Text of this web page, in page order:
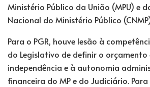
Ministério Público da União (MPU) e
Nacional do Ministério Público
Para o PGR, houve lesão à
do Legislativo de definir o orçamento
independência e à autonomia
financeira do MP e do Judiciário. Para